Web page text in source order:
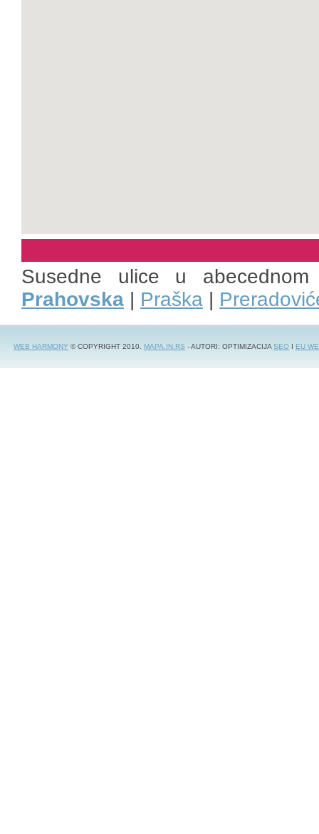
Susedne ulice u
Prahovska | Praška |
WEB HARMONY © COPYRIGHT 2010. MAPA.IN.RS - AUTORI: OPTIMIZACIJASEO I EU